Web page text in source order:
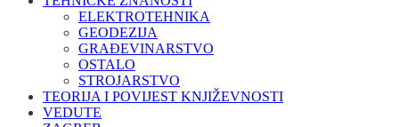
ELEKTROTEHNIKA
GEODEZIJA
GRAĐEVINARSTVO
OSTALO
STROJARSTVO
TEORIJA I POVIJEST KNJIŽEVNOSTI
VEDUTE